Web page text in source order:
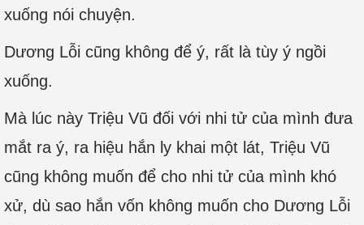
xuống nói chuyện.
Dương Lỗi cũng không để ý, rất là tùy ý ngồi
xuống.
Mà lúc này Triệu Vũ đối với nhi tử của mình đưa
mắt ra ý, ra hiệu hắn ly khai một lát, Triệu Vũ
cũng không muốn để cho nhi tử của mình khó
xử, dù sao hắn vốn không muốn cho Dương Lỗi